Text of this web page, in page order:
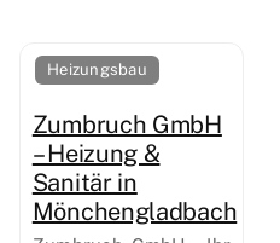
Heizungsbau
Zumbruch GmbH
– Heizung &
Sanitär in
Mönchengladbach